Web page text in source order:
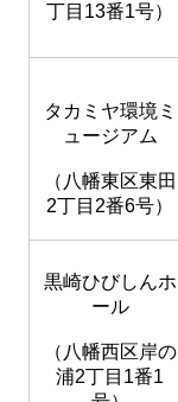
丁目13番1号）
タカミヤ環境ミ
ュージアム
（八幡東区東田
2丁目2番6号）
黒崎ひびしんホ
ール
（八幡西区岸の
浦2丁目1番1